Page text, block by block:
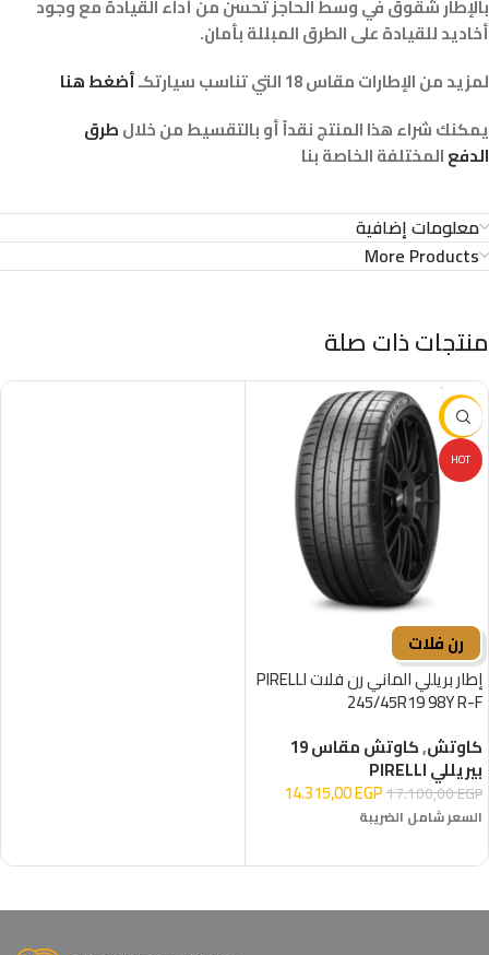
بالإطار شقوق في وسط الحاجز تحسن من أداء القيادة مع وجود
أخاديد للقيادة على الطرق المبللة بأمان.
لمزيد من الإطارات مقاس 18 التي تناسب سيارتكـ
أضغط هنا
يمكنك شراء هذا المنتج نقداً أو بالتقسيط من خلالطرق
الدفعالمختلفة الخاصة بنا
معلومات إضافية
More Products
منتجات ذات صلة
-16%
HOT
رن فلات
إطار بريللي الماني رن فلات PIRELLI
245/45R19 98Y R-F
كاوتش,كاوتش مقاس 19
بيريللي PIRELLI
17.100,00EGP
14.315,00EGP
السعر شامل الضريبة